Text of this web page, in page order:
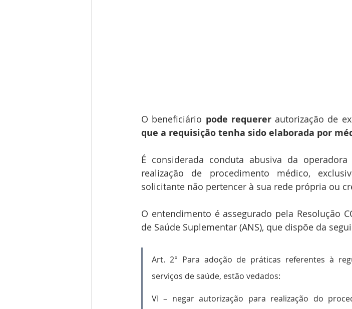
O beneficiário pode requerer autorização de
que a requisição tenha sido elaborada por
É considerada conduta abusiva da
realização de procedimento médico,
solicitante não pertencer à sua rede própria ou
O entendimento é assegurado pela Resolução
de Saúde Suplementar (ANS), que dispõe da
Art. 2° Para adoção de práticas referentes à
serviços de saúde, estão vedados:
VI – negar autorização para realização do